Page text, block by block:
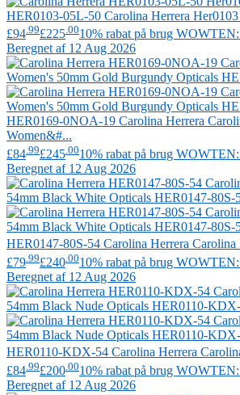
HER0103-05L-50 Carolina Herrera
£94 .99£225 .0010% rabat på brug
Beregnet af 12 Aug 2026
HER0169-0NOA-19 Carolina Herrera
Women&#...
£84 .99£245 .0010% rabat på brug
Beregnet af 12 Aug 2026
HER0147-80S-54 Carolina Herrera
£79 .99£240 .0010% rabat på brug WOWTEN:
Beregnet af 12 Aug 2026
HER0110-KDX-54 Carolina Herrera
£84 .99£200 .0010% rabat på brug
Beregnet af 12 Aug 2026